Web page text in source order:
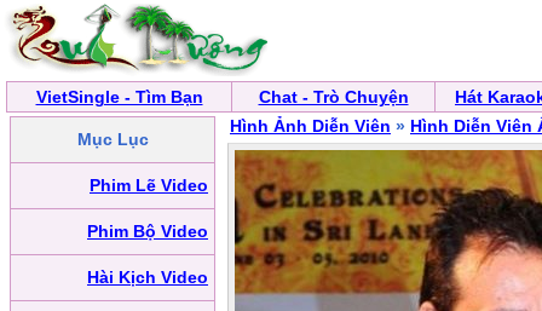
VietSingle - Tìm Bạn Chat - Trò Chuyện Hát
Mục Lục
Phim Lẽ Video
Phim Bộ Video
Hài Kịch Video
Hình Ảnh Diễn Viên » Hình Diễn Viên